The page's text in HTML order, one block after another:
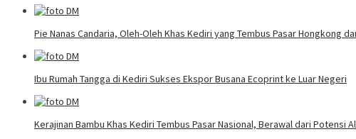
Pie Nanas Candaria, Oleh-Oleh Khas Kediri yang Tembus Pasar Hongkong
Ibu Rumah Tangga di Kediri Sukses Ekspor Busana Ecoprint ke Luar Negeri
Kerajinan Bambu Khas Kediri Tembus Pasar Nasional, Berawal dari Potensi